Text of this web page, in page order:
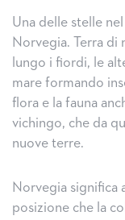
Una delle stelle
Norvegia. Terra di
lungo i fiordi, le
mare formando
flora e la fauna
vichingo, che da
nuove terre.
Norvegia significa
posizione che la